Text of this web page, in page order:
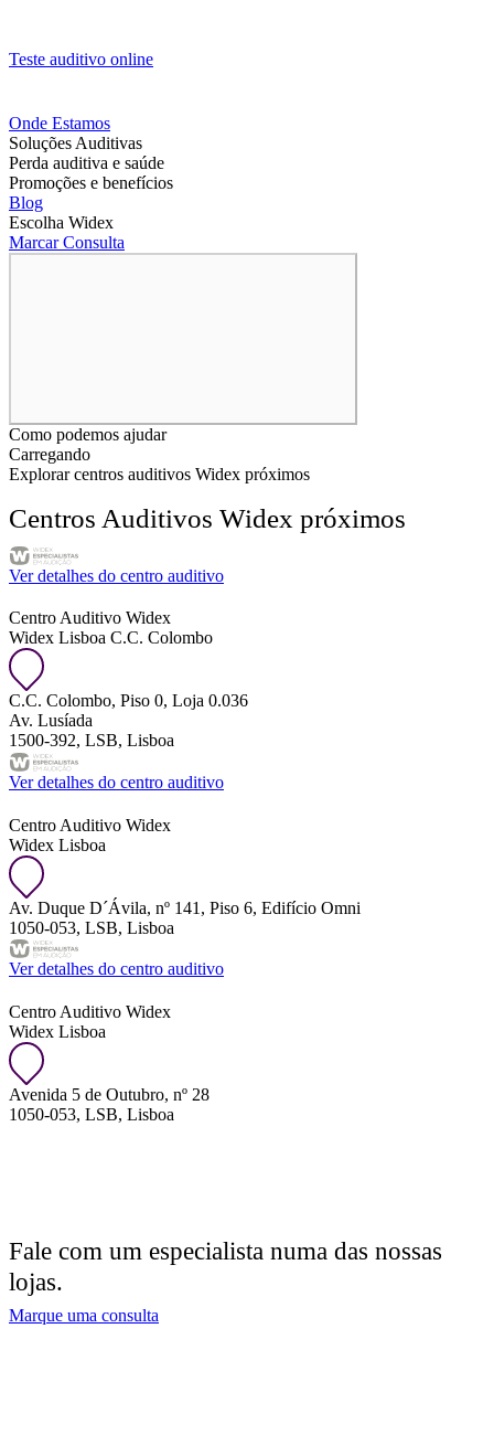
Teste auditivo online
Onde Estamos
Soluções Auditivas
Perda auditiva e saúde
Promoções e benefícios
Blog
Escolha Widex
Marcar Consulta
Como podemos ajudar
Carregando
Explorar centros auditivos Widex próximos
Centros Auditivos Widex próximos
Ver detalhes do centro auditivo
Centro Auditivo Widex
Widex Lisboa C.C. Colombo
C.C. Colombo, Piso 0, Loja 0.036
Av. Lusíada
1500-392, LSB, Lisboa
Ver detalhes do centro auditivo
Centro Auditivo Widex
Widex Lisboa
Av. Duque D´Ávila, nº 141, Piso 6, Edifício Omni
1050-053, LSB, Lisboa
Ver detalhes do centro auditivo
Centro Auditivo Widex
Widex Lisboa
Avenida 5 de Outubro, nº 28
1050-053, LSB, Lisboa
Fale com um especialista numa das nossas
lojas.
Marque uma consulta